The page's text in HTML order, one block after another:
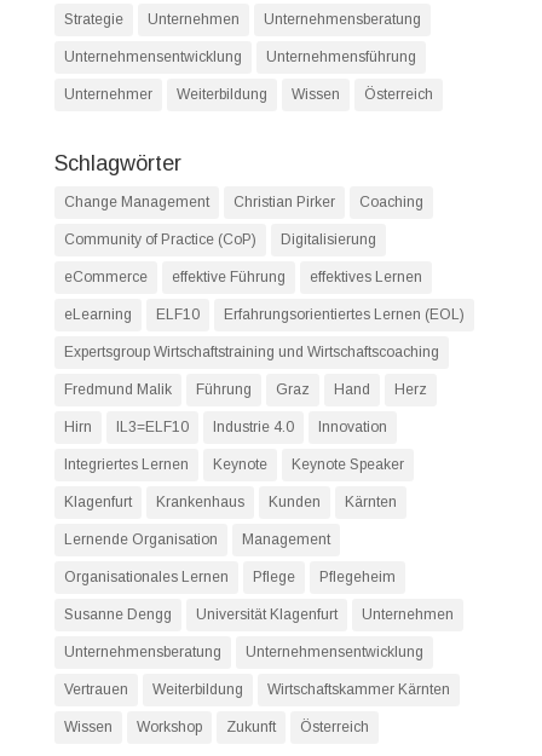
Strategie Unternehmen Unternehmensberatung
Unternehmensentwicklung Unternehmensführung
Unternehmer Weiterbildung Wissen Österreich
Schlagwörter
Change Management Christian Pirker Coaching
Community of Practice (CoP) Digitalisierung
eCommerce effektive Führung effektives Lernen
eLearning ELF10 Erfahrungsorientiertes Lernen (EOL)
Expertsgroup Wirtschaftstraining und Wirtschaftscoaching
Fredmund Malik Führung Graz Hand Herz
Hirn IL3=ELF10 Industrie 4.0 Innovation
Integriertes Lernen Keynote Keynote Speaker
Klagenfurt Krankenhaus Kunden Kärnten
Lernende Organisation Management
Organisationales Lernen Pflege Pflegeheim
Susanne Dengg Universität Klagenfurt Unternehmen
Unternehmensberatung Unternehmensentwicklung
Vertrauen Weiterbildung Wirtschaftskammer Kärnten
Wissen Workshop Zukunft Österreich